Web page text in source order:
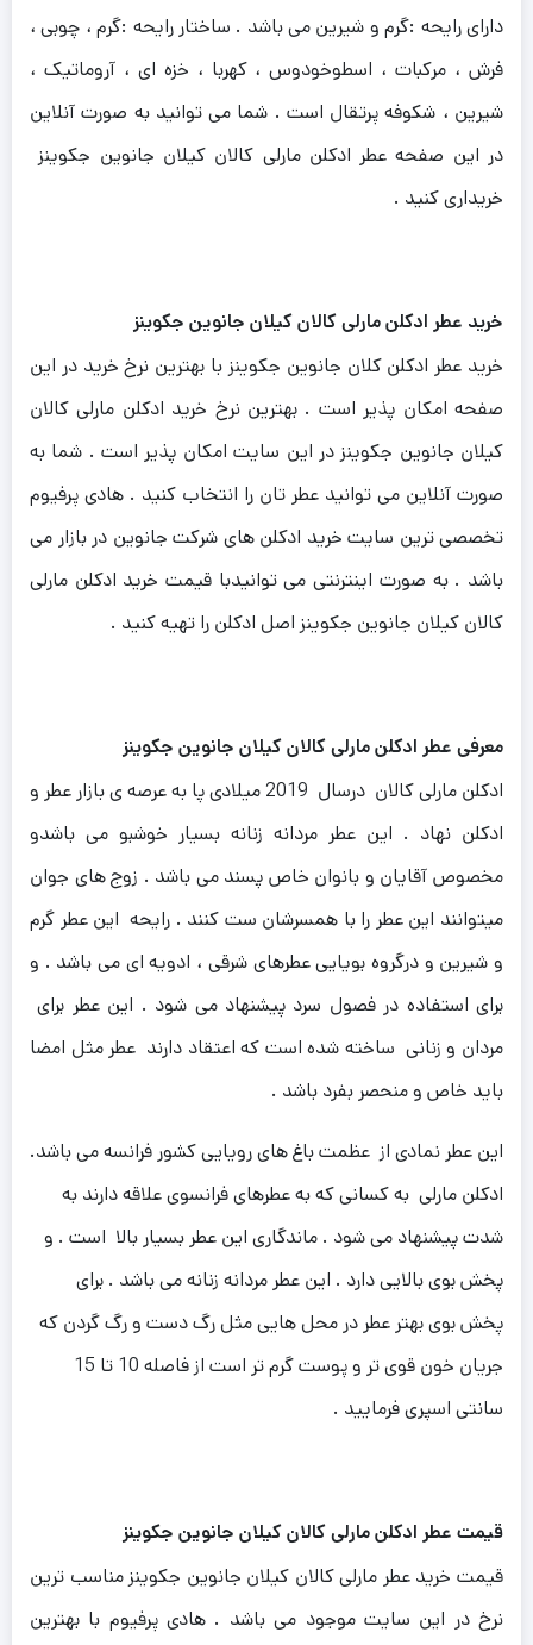
دارای رایحه :گرم و شیرین می باشد . ساختار رایحه :گرم ، چوبی ،
فرش ، مرکبات ، اسطوخودوس ، کهربا ، خزه ای ، آروماتیک ،
شیرین ، شکوفه پرتقال است . شما می توانید به صورت آنلاین
در این صفحه عطر ادکلن مارلی کالان کیلان جانوین جکوینز
خریداری کنید .
خرید عطر ادکلن مارلی کالان کیلان جانوین جکوینز
خرید عطر ادکلن کلان جانوین جکوینز با بهترین نرخ خرید در این
صفحه امکان پذیر است . بهترین نرخ خرید ادکلن مارلی کالان
کیلان جانوین جکوینز در این سایت امکان پذیر است . شما به
صورت آنلاین می توانید عطر تان را انتخاب کنید . هادی پرفیوم
تخصصی ترین سایت خرید ادکلن های شرکت جانوین در بازار می
باشد . به صورت اینترنتی می توانیدبا قیمت خرید ادکلن مارلی
کالان کیلان جانوین جکوینز اصل ادکلن را تهیه کنید .
معرفی عطر ادکلن مارلی کالان کیلان جانوین جکوینز
ادکلن مارلی کالان درسال 2019 میلادی پا به عرصه ی بازار عطر و
ادکلن نهاد . این عطر مردانه زنانه بسیار خوشبو می باشدو
مخصوص آقایان و بانوان خاص پسند می باشد . زوج های جوان
میتوانند این عطر را با همسرشان ست کنند . رایحه این عطر گرم
و شیرین و درگروه بویایی عطرهای شرقی ، ادویه ای می باشد . و
برای استفاده در فصول سرد پیشنهاد می ‌شود . این عطر برای
مردان و زنانی ساخته شده است که اعتقاد دارند عطر مثل امضا
باید خاص و منحصر بفرد باشد .
این عطر نمادی از عظمت باغ های رویایی کشور فرانسه می باشد.
ادکلن مارلی به کسانی که به عطرهای فرانسوی علاقه دارند به
شدت پیشنهاد می شود . ماندگاری این عطر بسیار بالا است . و
پخش بوی بالایی دارد . این عطر مردانه زنانه می باشد . برای
پخش بوی بهتر عطر در محل هایی مثل رگ دست و رگ گردن که
جریان خون قوی تر و پوست گرم تر است از فاصله 10 تا 15
سانتی اسپری فرمایید .
قیمت عطر ادکلن مارلی کالان کیلان جانوین جکوینز
قیمت خرید عطر مارلی کالان کیلان جانوین جکوینز مناسب ترین
نرخ در این سایت موجود می باشد . هادی پرفیوم با بهترین